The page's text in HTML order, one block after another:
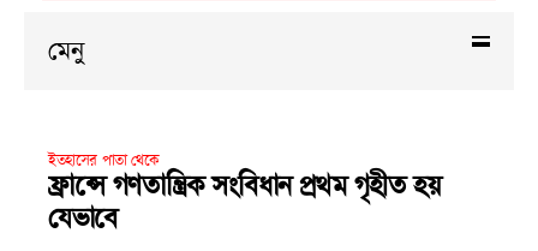
মেনু
ইতহাসের পাতা থেকে
ফ্রান্সে গণতান্ত্রিক সংবিধান প্রথম গৃহীত হয়
যেভাবে